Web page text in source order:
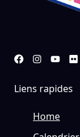
Liens rapides
Home